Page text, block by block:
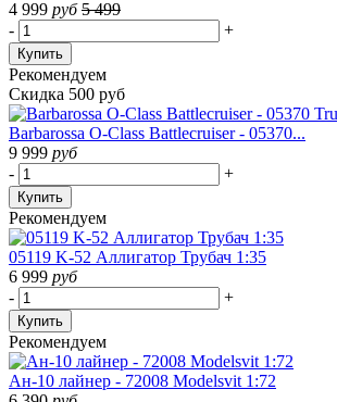
4 999 руб 5 499
-
+
Купить
Рекомендуем
Скидка 500 руб
Barbarossa O-Class Battlecruiser - 05370...
9 999 руб
-
+
Купить
Рекомендуем
05119 K-52 Аллигатор Трубач 1:35
6 999 руб
-
+
Купить
Рекомендуем
Ан-10 лайнер - 72008 Modelsvit 1:72